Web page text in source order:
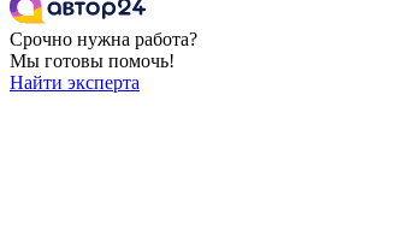
Срочно нужна работа?
Мы готовы помочь!
Найти эксперта